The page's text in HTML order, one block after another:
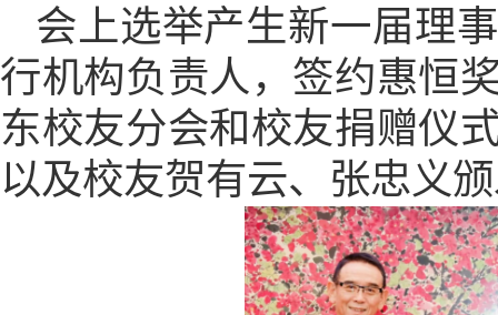
会上选举产生新一届理
行机构负责人，签约惠恒
东校友分会和校友捐赠仪
以及校友贺有云、张忠义